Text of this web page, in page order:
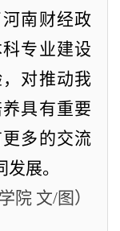
南财经政
专业建设
对推动我
具有重要
多的交流
展。
院 文/图 ）